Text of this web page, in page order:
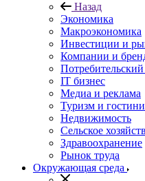
Назад
Экономика
Макроэкономика
Инвестиции и
Компании и
IT бизнес
Медиа и реклама
Туризм и
Недвижимость
Сельское
Здравоохранение
Рынок труда
Окружающая среда